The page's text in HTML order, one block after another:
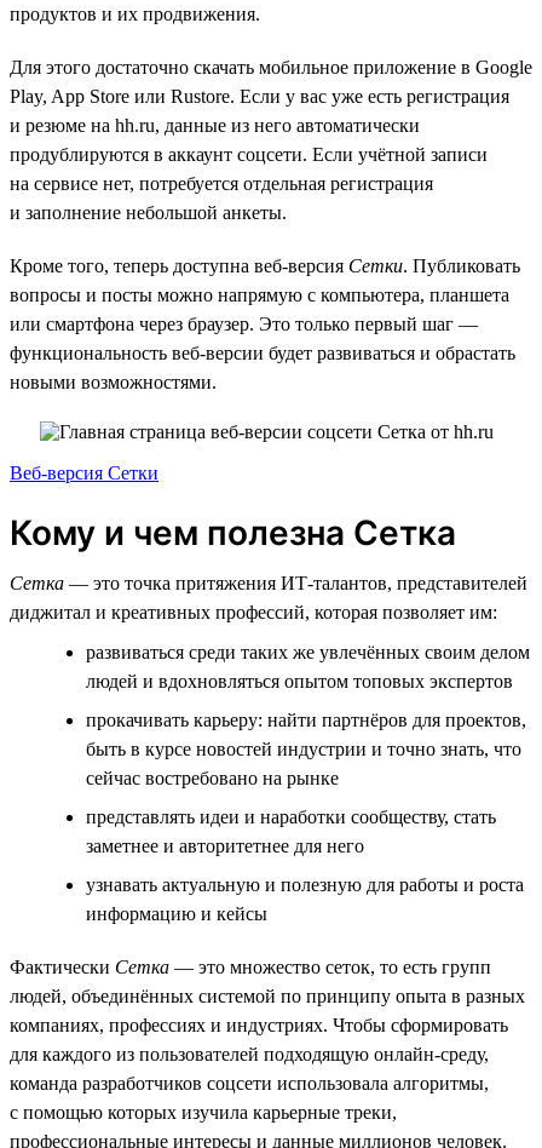
продуктов и их продвижения.
Для этого достаточно скачать мобильное приложение в Google
Play, App Store или Rustore. Если у вас уже есть регистрация
и резюме на hh.ru, данные из него автоматически
продублируются в аккаунт соцсети. Если учётной записи
на сервисе нет, потребуется отдельная регистрация
и заполнение небольшой анкеты.
Кроме того, теперь доступна веб-версия Сетки. Публиковать
вопросы и посты можно напрямую с компьютера, планшета
или смартфона через браузер. Это только первый шаг —
функциональность веб-версии будет развиваться и обрастать
новыми возможностями.
Веб-версия Сетки
Кому и чем полезна Сетка
Сетка — это точка притяжения ИТ-талантов, представителей
диджитал и креативных профессий, которая позволяет им:
развиваться среди таких же увлечённых своим делом
людей и вдохновляться опытом топовых экспертов
прокачивать карьеру: найти партнёров для проектов,
быть в курсе новостей индустрии и точно знать, что
сейчас востребовано на рынке
представлять идеи и наработки сообществу, стать
заметнее и авторитетнее для него
узнавать актуальную и полезную для работы и роста
информацию и кейсы
Фактически Сетка — это множество сеток, то есть групп
людей, объединённых системой по принципу опыта в разных
компаниях, профессиях и индустриях. Чтобы сформировать
для каждого из пользователей подходящую онлайн-среду,
команда разработчиков соцсети использовала алгоритмы,
с помощью которых изучила карьерные треки,
профессиональные интересы и данные миллионов человек.